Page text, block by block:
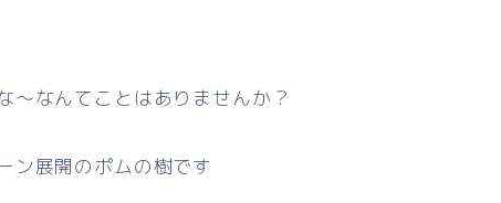
～なんてことはありませんか？
ン展開のポムの樹です